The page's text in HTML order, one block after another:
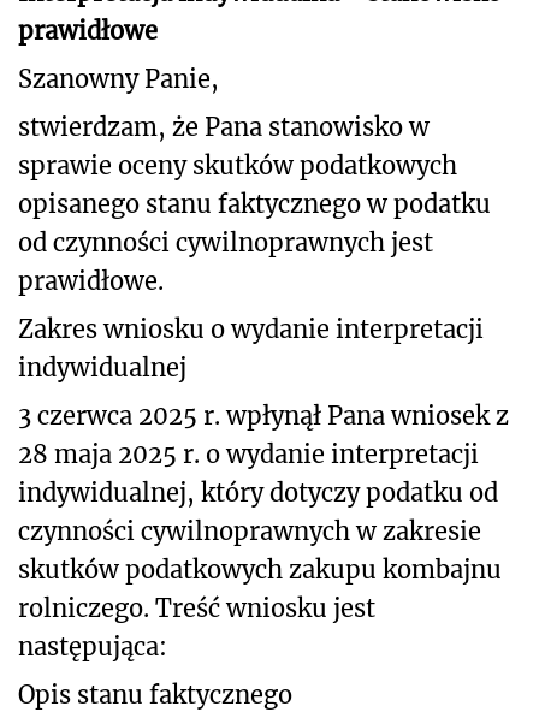
prawidłowe
Szanowny Panie,
stwierdzam, że Pana stanowisko w
sprawie oceny skutków podatkowych
opisanego stanu faktycznego w podatku
od czynności cywilnoprawnych jest
prawidłowe.
Zakres wniosku o wydanie interpretacji
indywidualnej
3 czerwca 2025 r. wpłynął Pana wniosek z
28 maja 2025 r. o wydanie interpretacji
indywidualnej, który dotyczy podatku od
czynności cywilnoprawnych w zakresie
skutków podatkowych zakupu kombajnu
rolniczego. Treść wniosku jest
następująca:
Opis stanu faktycznego